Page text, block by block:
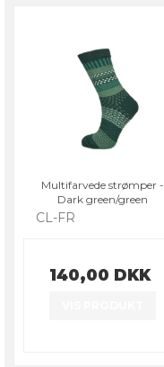
Multifarvede strømper -
Dark green/green
CL-FR
140,00 DKK